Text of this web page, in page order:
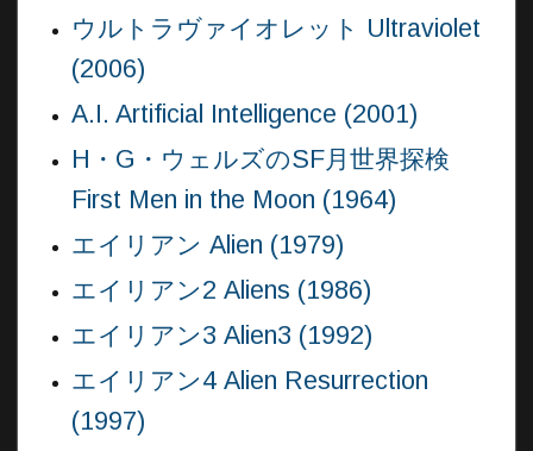
ウルトラヴァイオレット Ultraviolet
(2006)
A.I. Artificial Intelligence (2001)
H・G・ウェルズのSF月世界探検
First Men in the Moon (1964)
エイリアン Alien (1979)
エイリアン2 Aliens (1986)
エイリアン3 Alien3 (1992)
エイリアン4 Alien Resurrection
(1997)